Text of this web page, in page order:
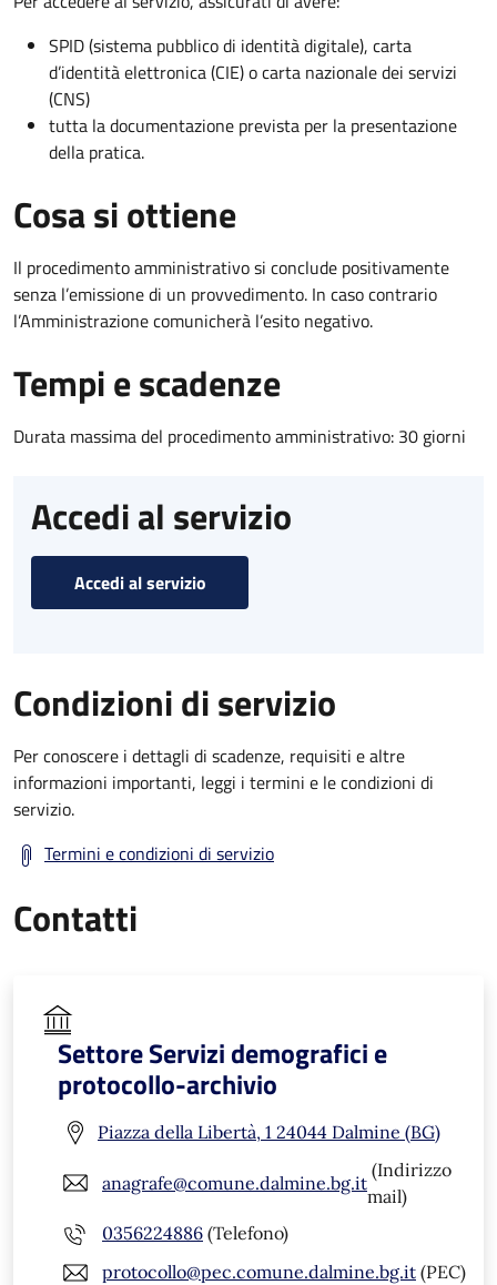
SPID (sistema pubblico di identità digitale), carta
d’identità elettronica (CIE) o carta nazionale dei servizi
(CNS)
tutta la documentazione prevista per la presentazione
della pratica.
Cosa si ottiene
Il procedimento amministrativo si conclude positivamente
senza l’emissione di un provvedimento. In caso contrario
l’Amministrazione comunicherà l’esito negativo.
Tempi e scadenze
Durata massima del procedimento amministrativo: 30 giorni
Accedi al servizio
Accedi al servizio
Condizioni di servizio
Per conoscere i dettagli di scadenze, requisiti e altre
informazioni importanti, leggi i termini e le condizioni di
servizio.
Termini e condizioni di servizio
Contatti
Settore Servizi demografici e
protocollo-archivio
Piazza della Libertà, 1 24044 Dalmine (BG)
anagrafe@comune.dalmine.bg.it
(Indirizzo
mail)
0356224886 (Telefono)
protocollo@pec.comune.dalmine.bg.it (PEC)